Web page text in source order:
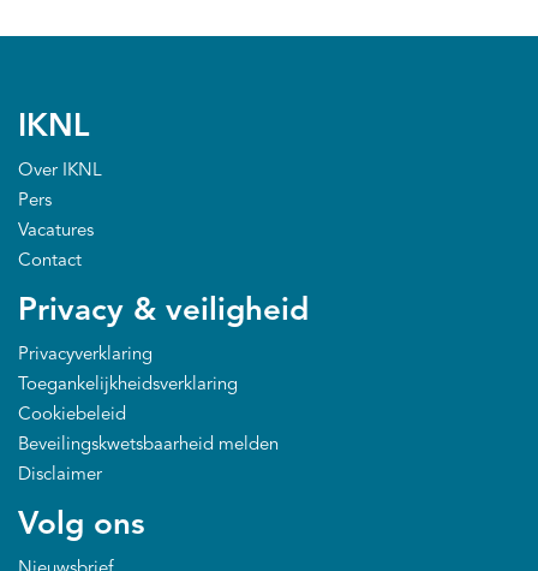
IKNL
Over IKNL
Pers
Vacatures
Contact
Privacy & veiligheid
Privacyverklaring
Toegankelijkheidsverklaring
Cookiebeleid
Beveilingskwetsbaarheid melden
Disclaimer
Volg ons